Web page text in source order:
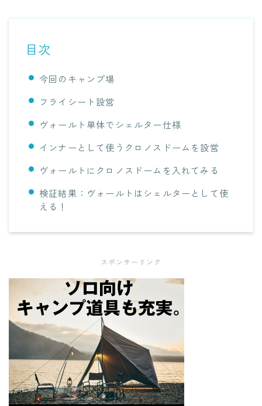
目次
今回のキャンプ場
フライシート設営
ヴォールト単体でシェルター仕様
インナーとして使うクロノスドームを設営
ヴォールトにクロノスドームを入れてみる
検証結果：ヴォールトはシェルターとして使
える！
スポンサーリンク